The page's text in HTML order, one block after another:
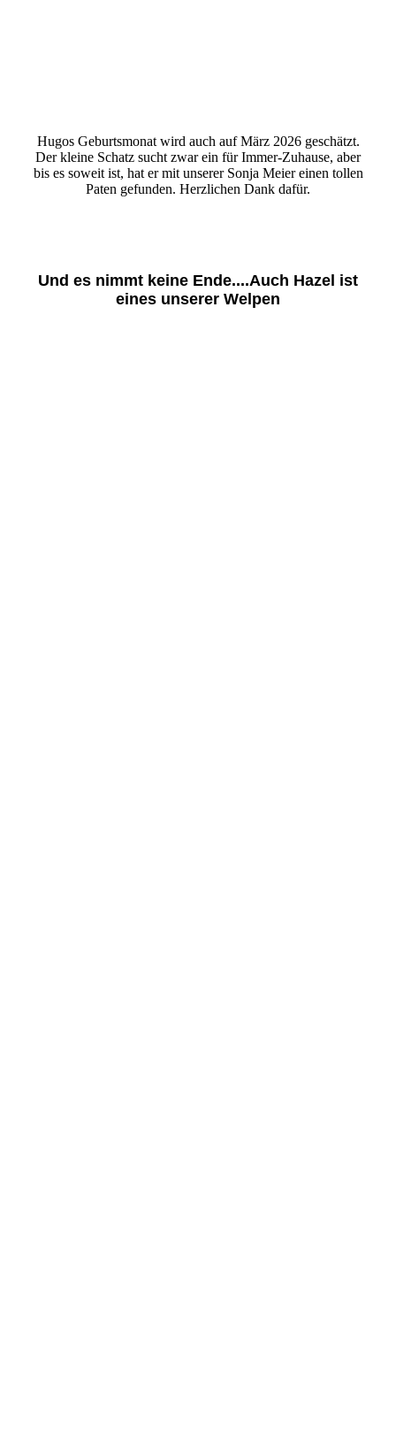
Hugos Geburtsmonat wird auch auf März 2026 geschätzt.
Der kleine Schatz sucht zwar ein für Immer-Zuhause, aber
bis es soweit ist, hat er mit unserer Sonja Meier einen tollen
Paten gefunden. Herzlichen Dank dafür.
Und es nimmt keine Ende....Auch Hazel ist
eines unserer Welpen